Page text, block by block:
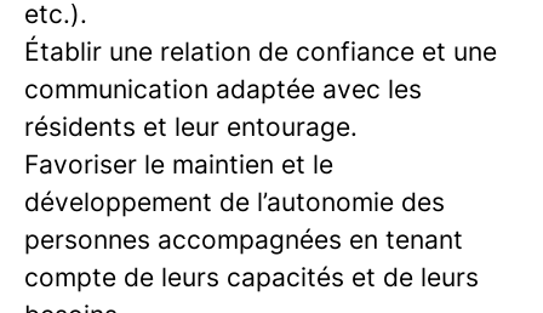
etc.).
Établir une relation de confiance et une
communication adaptée avec les
résidents et leur entourage.
Favoriser le maintien et le
développement de l’autonomie des
personnes accompagnées en tenant
compte de leurs capacités et de leurs